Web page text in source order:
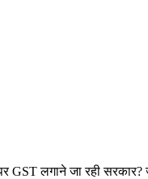
GST लगाने जा रही सरकार?